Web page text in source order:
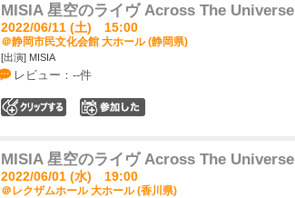
MISIA 星空のライヴ Across The Universe
2022/06/11 (土) 15:00
＠静岡市民文化会館 大ホール (静岡県)
[出演] MISIA
レビュー：--件
MISIA 星空のライヴ Across The Universe
2022/06/01 (水) 19:00
＠レクザムホール 大ホール (香川県)